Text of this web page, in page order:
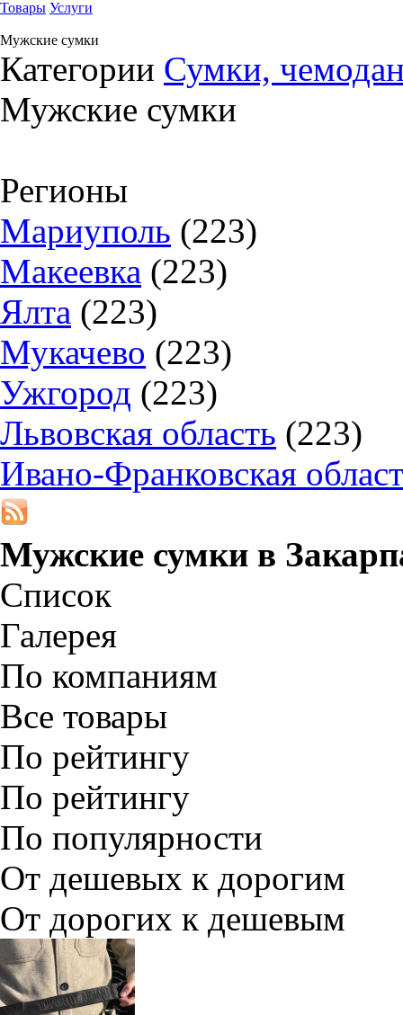
Товары Услуги
Мужские сумки
Категории Сумки,
Мужские сумки
Регионы
Мариуполь (223)
Макеевка (223)
Ялта (223)
Мукачево (223)
Ужгород (223)
Львовская область (223)
Ивано-Франковская
Мужские сумки в
Список
Галерея
По компаниям
Все товары
По рейтингу
По рейтингу
По популярности
От дешевых к дорогим
От дорогих к дешевым